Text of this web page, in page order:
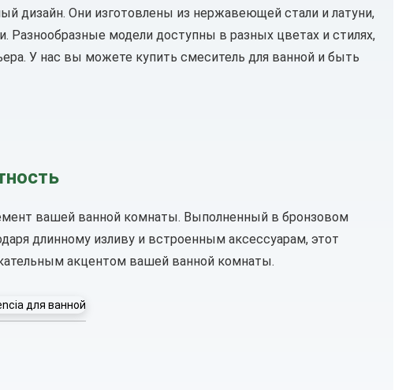
дизайн. Они изготовлены из нержавеющей стали и латуни,
Разнообразные модели доступны в разных цветах и стилях,
У нас вы можете купить смеситель для ванной и быть
вашей ванной комнаты. Выполненный в бронзовом
длинному изливу и встроенным аксессуарам, этот
акцентом вашей ванной комнаты.